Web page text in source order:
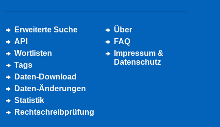
Erweiterte Suche
API
Wortlisten
Tags
Daten-Download
Daten-Änderungen
Statistik
Rechtschreibprüfung
Über
FAQ
Impressum &
Datenschutz